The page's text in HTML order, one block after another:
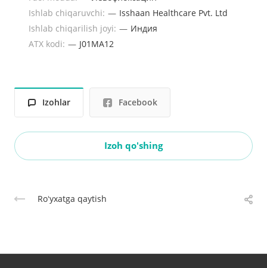
Ishlab chiqaruvchi: — Isshaan Healthcare Pvt. Ltd
Ishlab chiqarilish joyi: — Индия
ATX kodi: — J01MA12
Izohlar Facebook
Izoh qo'shing
Roʻyxatga qaytish